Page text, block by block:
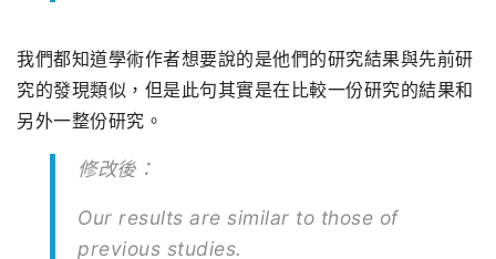
我們都知道學術作者想要說的是他們的研究結果與先前研
究的發現類似，但是此句其實是在比較一份研究的結果和
另外一整份研究。
修改後：
Our results are similar to those of
previous studies.